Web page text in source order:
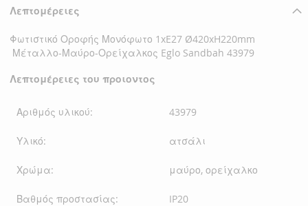
Λεπτομέρειες
Φωτιστικό Οροφής Μονόφωτο 1xE27 Ø420xH220mm
Μέταλλο-Μαύρο-Ορείχαλκος Eglo Sandbah 43979
Λεπτομέρειες του προιοντος
Αριθμός υλικού: 43979
Υλικό: ατσάλι
Χρώμα: μαύρο, ορείχαλκο
Βαθμός προστασίας: IP20